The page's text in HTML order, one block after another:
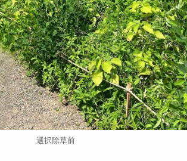
選択除草前